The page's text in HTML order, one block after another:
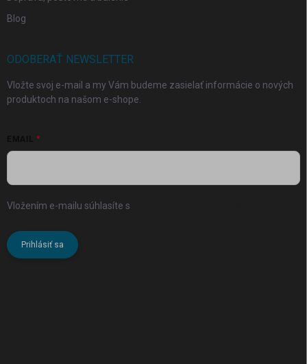
Blog
ODOBERAŤ NEWSLETTER
Vložte svoj e-mail a my Vám budeme zasielať informácie o nových
produktoch na našom e-shope.
Vložením e-mailu súhlasíte s
Prihlásiť sa